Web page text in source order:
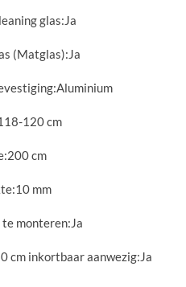
glas:Ja
(Matglas):Ja
Aluminium
8-120 cm
200 cm
mm
monteren:Ja
cm inkortbaar aanwezig:Ja